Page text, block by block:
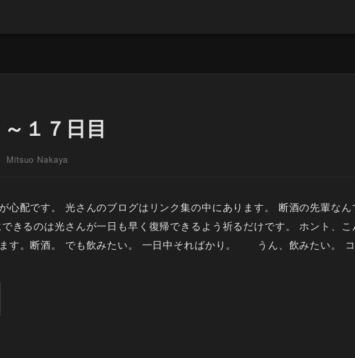
１７日目
Mitsuo Nakaya
心配です。 光さんのブログはリンク集の中にあります。 断酒の先輩な
きるのは光さんが一日も早く復帰できるよう祈るだけです。 ホント、
す。断酒。 でも飲みたい。 一日中そればかり。 うん、飲みたい。